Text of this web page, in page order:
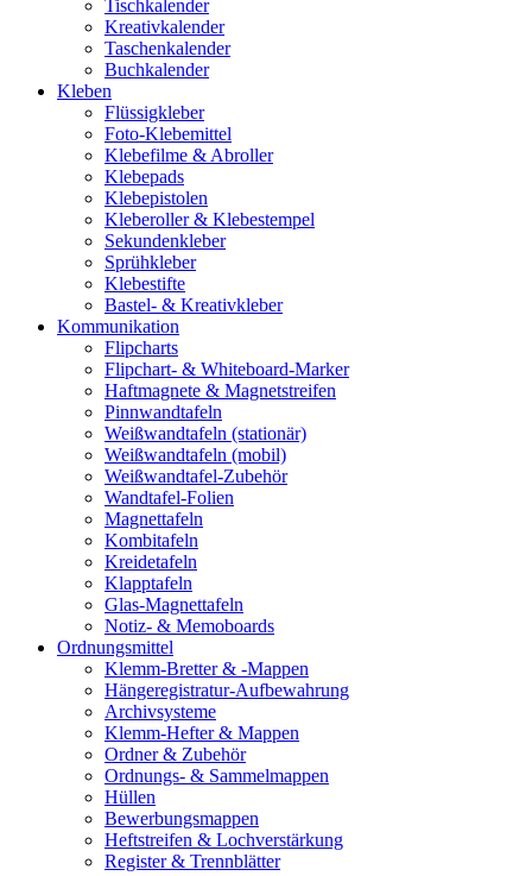
Tischkalender
Kreativkalender
Taschenkalender
Buchkalender
Kleben
Flüssigkleber
Foto-Klebemittel
Klebefilme & Abroller
Klebepads
Klebepistolen
Kleberoller & Klebestempel
Sekundenkleber
Sprühkleber
Klebestifte
Bastel- & Kreativkleber
Kommunikation
Flipcharts
Flipchart- & Whiteboard-Marker
Haftmagnete & Magnetstreifen
Pinnwandtafeln
Weißwandtafeln (stationär)
Weißwandtafeln (mobil)
Weißwandtafel-Zubehör
Wandtafel-Folien
Magnettafeln
Kombitafeln
Kreidetafeln
Klapptafeln
Glas-Magnettafeln
Notiz- & Memoboards
Ordnungsmittel
Klemm-Bretter & -Mappen
Hängeregistratur-Aufbewahrung
Archivsysteme
Klemm-Hefter & Mappen
Ordner & Zubehör
Ordnungs- & Sammelmappen
Hüllen
Bewerbungsmappen
Heftstreifen & Lochverstärkung
Register & Trennblätter